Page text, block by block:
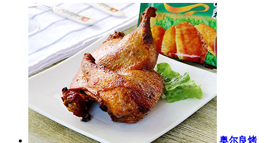
奥尔良烤